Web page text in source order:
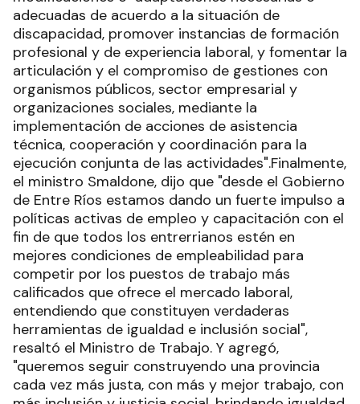
adecuadas de acuerdo a la situación de
discapacidad, promover instancias de formación
profesional y de experiencia laboral, y fomentar la
articulación y el compromiso de gestiones con
organismos públicos, sector empresarial y
organizaciones sociales, mediante la
implementación de acciones de asistencia
técnica, cooperación y coordinación para la
ejecución conjunta de las actividades".Finalmente,
el ministro Smaldone, dijo que "desde el Gobierno
de Entre Ríos estamos dando un fuerte impulso a
políticas activas de empleo y capacitación con el
fin de que todos los entrerrianos estén en
mejores condiciones de empleabilidad para
competir por los puestos de trabajo más
calificados que ofrece el mercado laboral,
entendiendo que constituyen verdaderas
herramientas de igualdad e inclusión social",
resaltó el Ministro de Trabajo. Y agregó,
"queremos seguir construyendo una provincia
cada vez más justa, con más y mejor trabajo, con